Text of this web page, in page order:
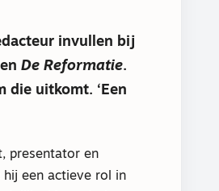
invullen bij
De Reformatie.
die uitkomt. ‘Een
presentator en
een actieve rol in